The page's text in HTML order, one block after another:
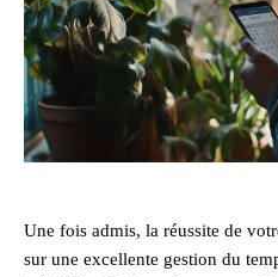
Une fois admis, la réussite de
sur une excellente gestion du